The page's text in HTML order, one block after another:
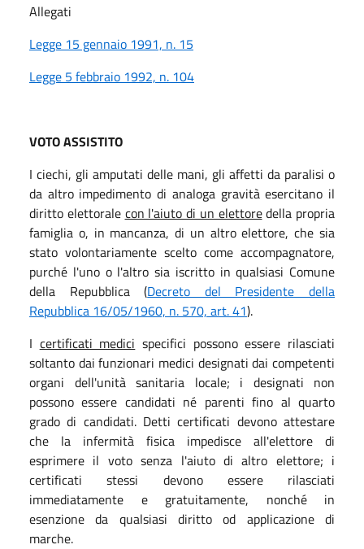
Allegati
Legge 15 gennaio 1991, n. 15
Legge 5 febbraio 1992, n. 104
VOTO ASSISTITO
I ciechi, gli amputati delle mani, gli affetti da paralisi o
da altro impedimento di analoga gravità esercitano il
diritto elettorale con l'aiuto di un elettoredella propria
famiglia o, in mancanza, di un altro elettore, che sia
stato volontariamente scelto come accompagnatore,
purché l'uno o l'altro sia iscritto in qualsiasi Comune
della Repubblica (Decreto del Presidente della
Repubblica 16/05/1960, n. 570, art. 41).
I certificati medici specifici possono essere rilasciati
soltanto dai funzionari medici designati dai competenti
organi dell'unità sanitaria locale; i designati non
possono essere candidati né parenti fino al quarto
grado di candidati. Detti certificati devono attestare
che la infermità fisica impedisce all'elettore di
esprimere il voto senza l'aiuto di altro elettore; i
certificati stessi devono essere rilasciati
immediatamente e gratuitamente, nonché in
esenzione da qualsiasi diritto od applicazione di
marche.